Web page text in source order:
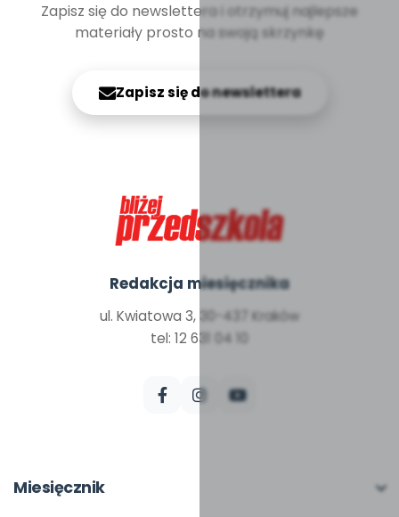
Zapisz się do newslettera i otrzymuj najlepsze
materiały prosto na swoją skrzynkę
Zapisz się do newslettera
Redakcja miesięcznika
ul. Kwiatowa 3, 30-437 Kraków
tel: 12 631 04 10
Miesięcznik